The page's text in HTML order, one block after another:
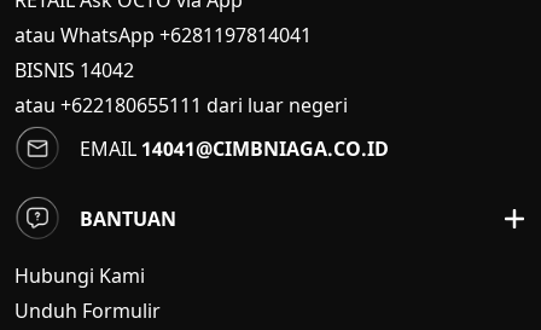
atau WhatsApp +6281197814041
BISNIS 14042
atau +622180655111 dari luar negeri
EMAIL 14041@CIMBNIAGA.CO.ID
BANTUAN
Hubungi Kami
Unduh Formulir